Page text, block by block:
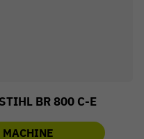
BR 800 C-E
MACHINE